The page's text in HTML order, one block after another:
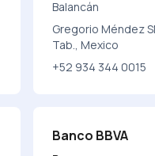
Balancán
Gregorio Méndez
Tab., Mexico
+52 934 344 0015
Banco BBVA